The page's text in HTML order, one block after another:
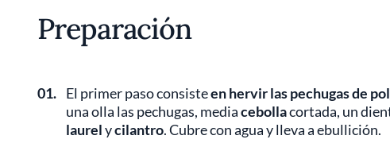
Preparación
01. El primer paso consisteen hervir las pechugas de
una olla las pechugas, mediacebollacortada, un
laurelycilantro. Cubre con agua y lleva a ebullición.